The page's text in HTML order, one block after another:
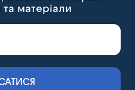
матеріали